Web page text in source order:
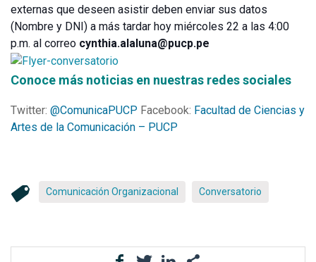
externas que deseen asistir deben enviar sus datos
(Nombre y DNI) a más tardar hoy miércoles 22 a las 4:00
p.m. al correo cynthia.alaluna@pucp.pe
Conoce más noticias en nuestras redes sociales
Twitter: @ComunicaPUCP Facebook: Facultad de Ciencias y
Artes de la Comunicación – PUCP
Comunicación Organizacional Conversatorio